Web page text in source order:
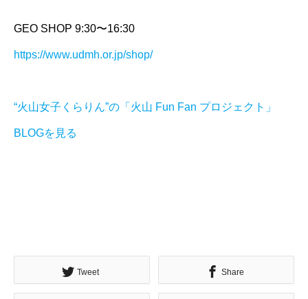
GEO SHOP 9:30〜16:30
https://www.udmh.or.jp/shop/
“火山女子くらりん”の「火山 Fun Fan プロジェクト」
BLOGを見る
Tweet Share